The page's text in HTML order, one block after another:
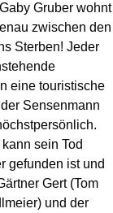
Gruber wohnt
zwischen den
Sterben! Jeder
eine touristische
Sensenmann
sein Tod
gefunden ist und
Gert (Tom
und der